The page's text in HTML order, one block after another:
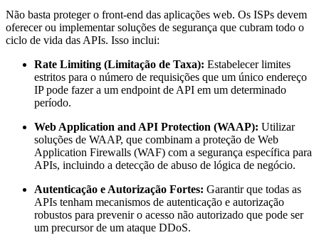
Não basta proteger o front-end das aplicações web. Os ISPs devem
oferecer ou implementar soluções de segurança que cubram todo o
ciclo de vida das APIs. Isso inclui:
Rate Limiting (Limitação de Taxa): Estabelecer limites
estritos para o número de requisições que um único endereço
IP pode fazer a um endpoint de API em um determinado
período.
Web Application and API Protection (WAAP): Utilizar
soluções de WAAP, que combinam a proteção de Web
Application Firewalls (WAF) com a segurança específica para
APIs, incluindo a detecção de abuso de lógica de negócio.
Autenticação e Autorização Fortes: Garantir que todas as
APIs tenham mecanismos de autenticação e autorização
robustos para prevenir o acesso não autorizado que pode ser
um precursor de um ataque DDoS.